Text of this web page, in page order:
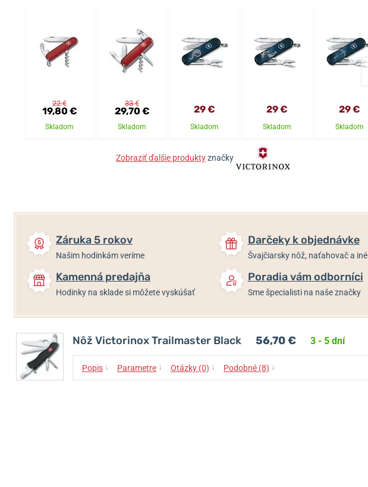
22 €
19,80 €
Skladom
33 €
29,70 €
Skladom
29 €
Skladom
29 €
Skladom
29 €
Skladom
Zobraziť ďalšie produktyznačky
Záruka 5 rokov
Našim hodinkám veríme
Darčeky k objednávke
Švajčiarsky nôž, naťahovač a iné
Kamenná predajňa
Hodinky na sklade si môžete vyskúšať
Poradia vám odborníci
Sme špecialisti na naše značky
Nôž Victorinox Trailmaster Black 56,70 € 3 - 5 dní
Popis ↓ Parametre ↓ Otázky (0) ↓ Podobné (8) ↓